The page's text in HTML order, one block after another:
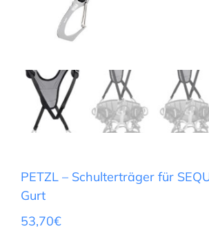
PETZL – Schulterträger für
Gurt
53,70€